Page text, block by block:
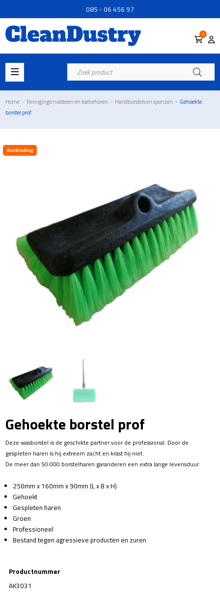
085 - 06 456 97
0
Producten
zoeken
Home - Reinigingsmiddelen en toebehoren - Handborstels en sponzen - Gehoekte
borstel prof
Aanbieding
Gehoekte borstel prof
Deze wasborstel is de geschikte partner voor de professional. Door de
gespleten haren is hij extreem zacht en krast hij niet.
De meer dan 50.000 borstelharen garanderen een extra lange levensduur.
250mm x 160mm x 90mm (L x B x H)
Gehoekt
Gespleten haren
Groen
Professioneel
Bestand tegen agressieve producten en zuren
Productnummer
AK3031